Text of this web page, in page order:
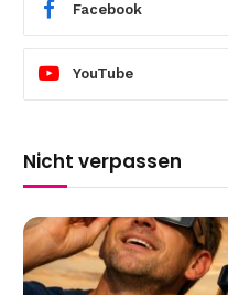
Facebook
YouTube
Nicht verpassen